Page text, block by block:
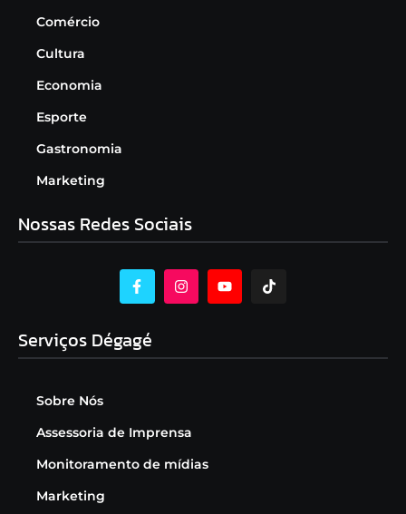
Comércio
Cultura
Economia
Esporte
Gastronomia
Marketing
Nossas Redes Sociais
Serviços Dégagé
Sobre Nós
Assessoria de Imprensa
Monitoramento de mídias
Marketing